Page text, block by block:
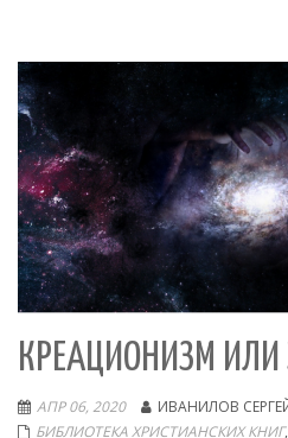
КРЕАЦИОНИЗМ
АПР 06, 2020
ИВАНИЛОВ
БИБЛИОТЕКА ХРИСТИАНСКИХ КНИГ,